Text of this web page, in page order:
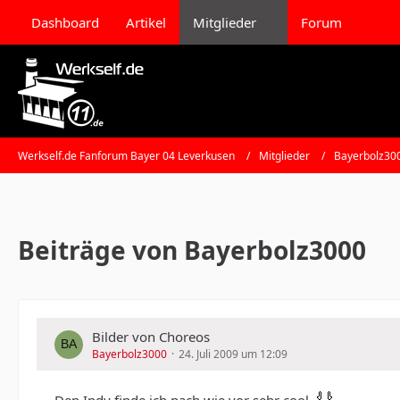
Dashboard Artikel Mitglieder Forum
Werkself.de Fanforum Bayer 04 Leverkusen Mitglieder
Beiträge von Bayerbolz3000
Bilder von Choreos
Bayerbolz3000 24. Juli 2009 um 12:09